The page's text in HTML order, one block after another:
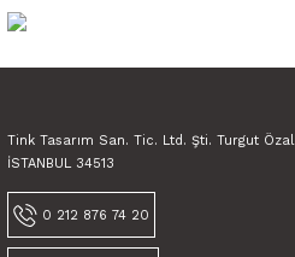
Tink Tasarım San. Tic. Ltd. Şti. Turgut
İSTANBUL 34513
0 212 876 74 20